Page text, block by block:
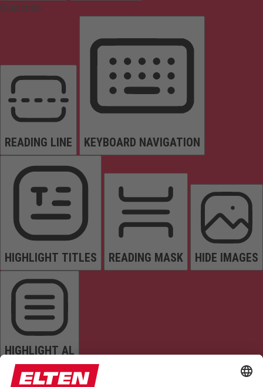
Orientation
READING LINE KEYBOARD NAVIGATION
HIGHLIGHT TITLES READING MASK HIDE IMAGES
HIGHLIGHT AL